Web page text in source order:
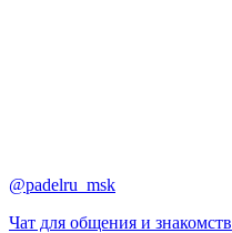
@padelru_msk
Чат для общения и знакомств